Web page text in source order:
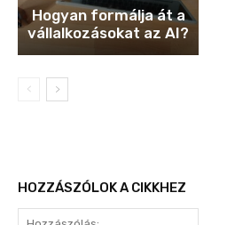
Hogyan formálja át a
vállalkozásokat az AI?
HOZZÁSZÓLOK A CIKKHEZ